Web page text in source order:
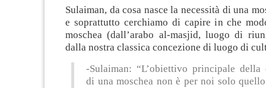
Sulaiman, da cosa nasce la necessità di una
e soprattutto cerchiamo di capire in che
moschea (dall’arabo al-masjid, luogo di
dalla nostra classica concezione di luogo di
-Sulaiman: “L’obiettivo principale della
di una moschea non è per noi solo